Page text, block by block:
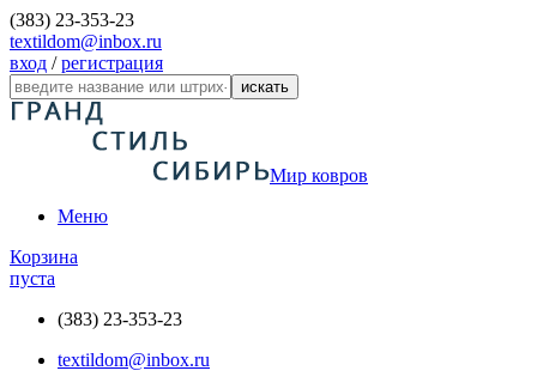
(383) 23-353-23
textildom@inbox.ru
вход /регистрация
искать
Мир ковров
Меню
Корзина
пуста
(383) 23-353-23
textildom@inbox.ru